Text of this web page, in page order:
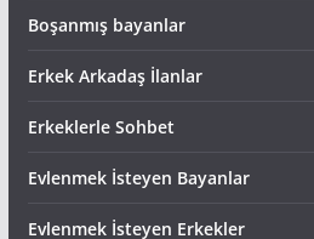
Boşanmış bayanlar
Erkek Arkadaş İlanlar
Erkeklerle Sohbet
Evlenmek İsteyen Bayanlar
Evlenmek İsteyen Erkekler